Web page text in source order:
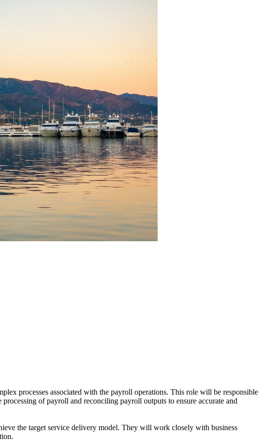
processes associated with the payroll operations. This role will be responsible
of payroll and reconciling payroll outputs to ensure accurate and
the target service delivery model. They will work closely with business